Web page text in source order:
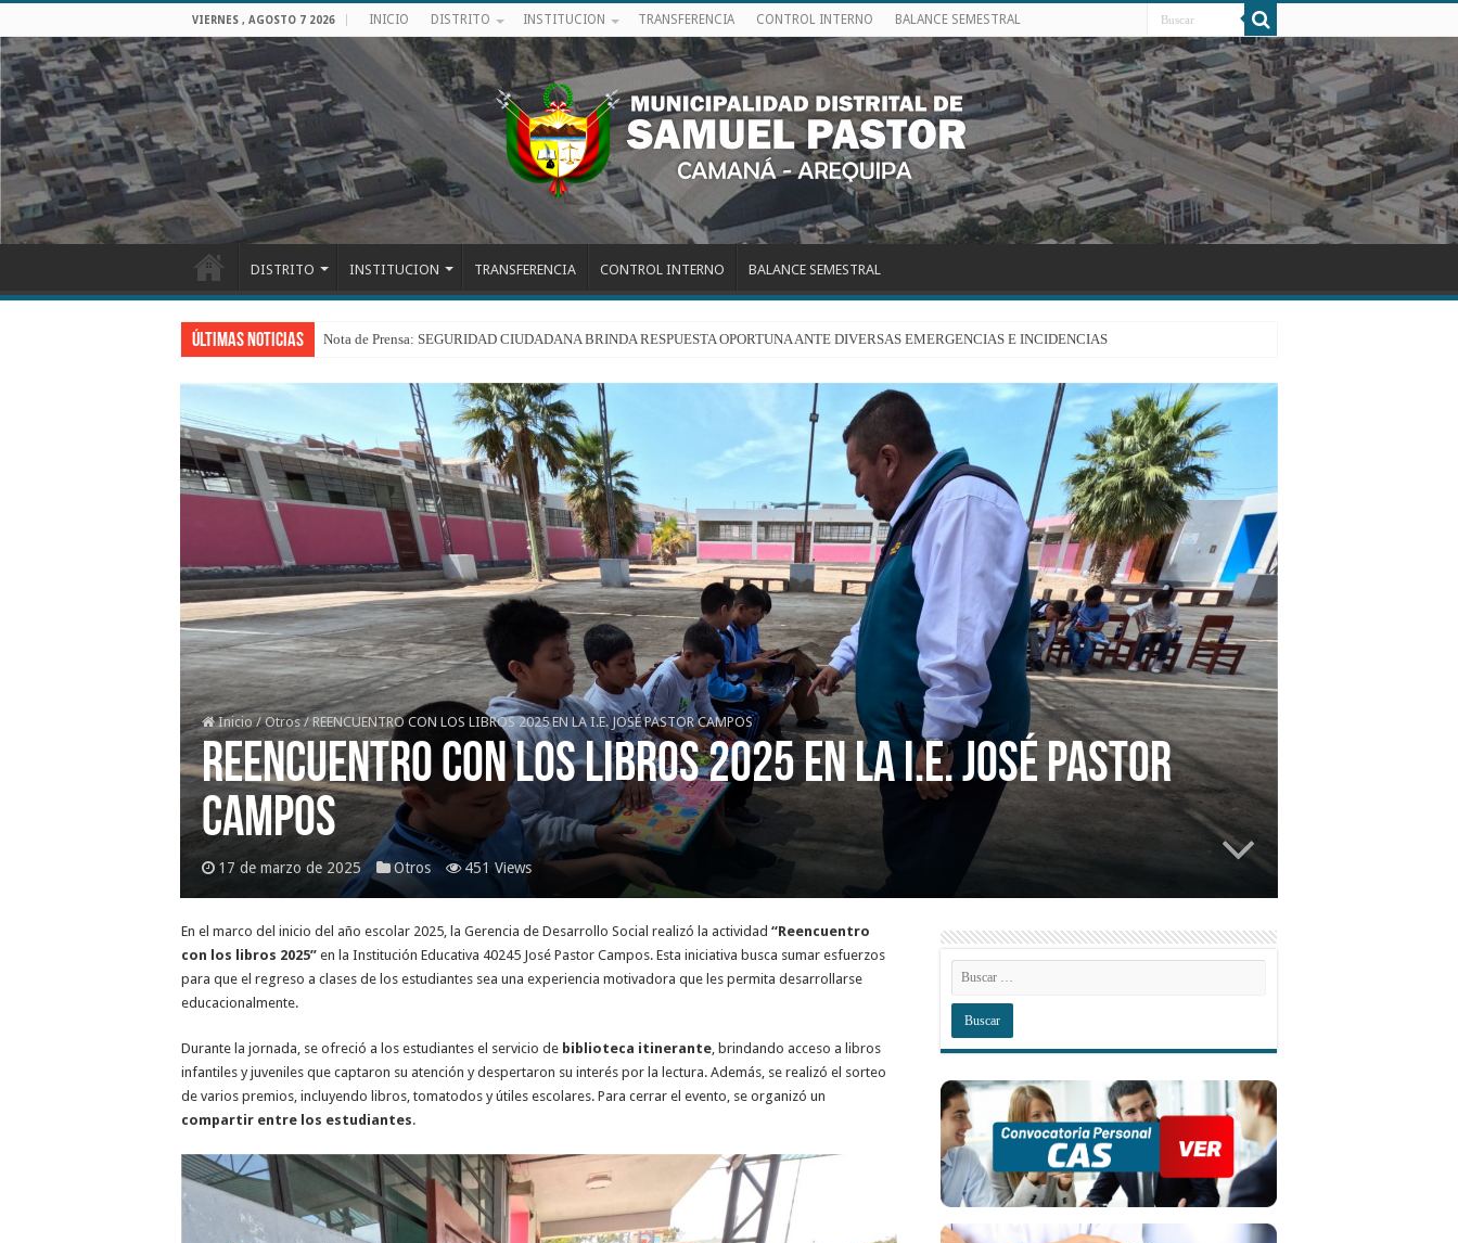
VIERNES , AGOSTO 7 2026 INICIO DISTRITO INSTITUCION TRANSFERENCIA CONTROL INTERNO BALANCE SEMESTRAL
DISTRITO INSTITUCION TRANSFERENCIA CONTROL INTERNO BALANCE SEMESTRAL
Últimas Noticias Nota de Prensa: SEGURIDAD CIUDADANA BRINDA RESPUESTA OPORTUNA ANTE DIVERSAS EMERGENCIAS E INCIDENCIAS
Inicio / Otros / REENCUENTRO CON LOS LIBROS 2025 EN LA I.E. JOSÉ PASTOR CAMPOS
REENCUENTRO CON LOS LIBROS 2025 EN LA I.E. JOSÉ PASTOR
CAMPOS
17 de marzo de 2025 Otros 451 Views
En el marco del inicio del año escolar 2025, la Gerencia de Desarrollo Social realizó la actividad “Reencuentro
con los libros 2025” en la Institución Educativa 40245 José Pastor Campos. Esta iniciativa busca sumar esfuerzos
para que el regreso a clases de los estudiantes sea una experiencia motivadora que les permita desarrollarse
educacionalmente.
Durante la jornada, se ofreció a los estudiantes el servicio de biblioteca itinerante, brindando acceso a libros
infantiles y juveniles que captaron su atención y despertaron su interés por la lectura. Además, se realizó el sorteo
de varios premios, incluyendo libros, tomatodos y útiles escolares. Para cerrar el evento, se organizó un
compartir entre los estudiantes.